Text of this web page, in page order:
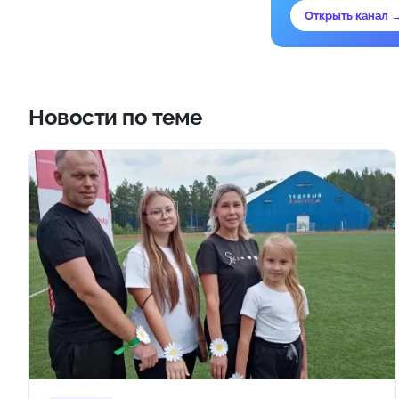
Открыть канал
Новости по теме